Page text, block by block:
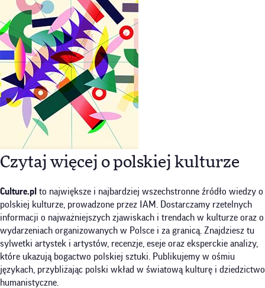
Czytaj więcej o polskiej kulturze
Culture.pl to największe i najbardziej wszechstronne źródło wiedzy o
polskiej kulturze, prowadzone przez IAM. Dostarczamy rzetelnych
informacji o najważniejszych zjawiskach i trendach w kulturze oraz o
wydarzeniach organizowanych w Polsce i za granicą. Znajdziesz tu
sylwetki artystek i artystów, recenzje, eseje oraz eksperckie analizy,
które ukazują bogactwo polskiej sztuki. Publikujemy w ośmiu
językach, przybliżając polski wkład w światową kulturę i dziedzictwo
humanistyczne.